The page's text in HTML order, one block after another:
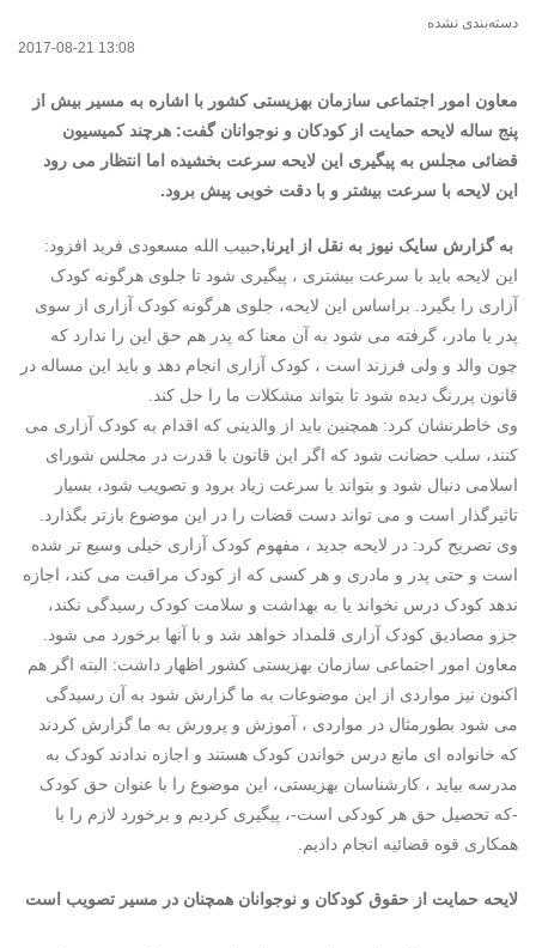
دسته‌بندی نشده
2017-08-21 13:08
معاون امور اجتماعی سازمان بهزیستیکشور با اشاره به مسیر بیش از
پنج ساله لایحه حمایت از کودکان و نوجوانان گفت: هرچند کمیسیون
قضائی مجلس به پیگیری این لایحه سرعت بخشیده اما انتظار می رود
این لایحه با سرعت بیشتر و با دقت خوبی پیش برود.
به گزارش سایک نیوز به نقل از ایرنا,حبیب الله مسعودی فرید افزود:
این لایحه باید با سرعت بیشتری ، پیگیری شود تا جلوی هرگونه کودک
آزاری را بگیرد. براساس این لایحه، جلوی هرگونه کودک آزاری از سوی
پدر یا مادر، گرفته می شود به آن معنا که پدر هم حق این را ندارد که
چون والد و ولی فرزند است ، کودک آزاری انجام دهد و باید این مساله در
قانون پررنگ دیده شود تا بتواند مشکلات ما را حل کند.
وی خاطرنشان کرد: همچنین باید از والدینی که اقدام به کودک آزاری می
کنند، سلب حضانت شود که اگر این قانون با قدرت در مجلس شورای
اسلامی دنبال شود و بتواند با سرعت زیاد برود و تصویب شود، بسیار
تاثیرگذار است و می تواند دست قضات را در این موضوع بازتر بگذارد.
وی تصریح کرد: در لایحه جدید ، مفهوم کودک آزاری خیلی وسیع تر شده
است و حتی پدر و مادری و هر کسی که از کودک مراقبت می کند، اجازه
ندهد کودک درس نخواند یا به بهداشت و سلامت کودک رسیدگی نکند،
جزو مصادیق کودک آزاری قلمداد خواهد شد و با آنها برخورد می شود.
معاون امور اجتماعی سازمان بهزیستی کشور اظهار داشت: البته اگر هم
اکنون نیز مواردی از این موضوعات به ما گزارش شود به آن رسیدگی
می شود بطورمثال در مواردی ، آموزش و پرورش به ما گزارش کردند
که خانواده ای مانع درس خواندن کودک هستند و اجازه ندادند کودک به
مدرسه بیاید ، کارشناسان بهزیستی، این موضوع را با عنوان حق کودک
-که تحصیل حق هر کودکی است-، پیگیری کردیم و برخورد لازم را با
همکاری قوه قضائیه انجام دادیم.
لایحه حمایت از حقوق کودکان و نوجوانان همچنان در مسیر تصویب است